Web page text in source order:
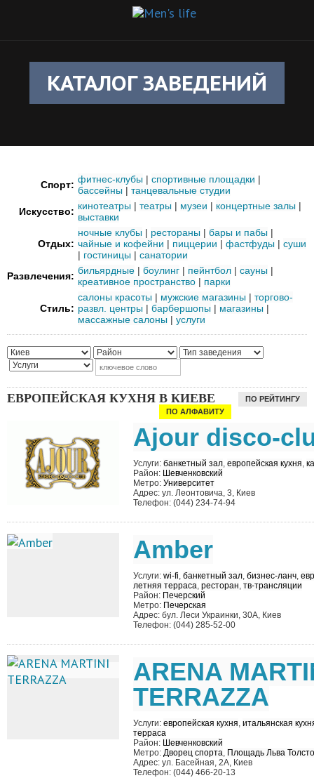
КАТАЛОГ ЗАВЕДЕНИЙ
Спорт: фитнес-клубы | спортивные площадки |
бассейны | танцевальные студии
Искусство: кинотеатры | театры | музеи | концертные залы |
выставки
Отдых:
ночные клубы | рестораны | бары и пабы |
чайные и кофейни | пиццерии | фастфуды | суши
| гостиницы | санатории
Развлечения: бильярдные | боулинг | пейнтбол | сауны |
креативное пространство | парки
Стиль:
салоны красоты | мужские магазины | торгово-
развл. центры | барбершопы | магазины |
массажные салоны | услуги
ЕВРОПЕЙСКАЯ КУХНЯ В КИЕВЕ
ПО РЕЙТИНГУ
ПО АЛФАВИТУ
Ajour disco-
Услуги: банкетный зал, европейская кухня,
Район: Шевченковский
Метро: Университет
Адрес: ул. Леонтовича, 3, Киев
Телефон: (044) 234-74-94
Amber
Услуги: wi-fi, банкетный зал, бизнес-ланч,
летняя терраса, ресторан, тв-трансляции
Район: Печерский
Метро: Печерская
Адрес: бул. Леси Украинки, 30А, Киев
Телефон: (044) 285-52-00
ARENA
TERRAZZA
Услуги: европейская кухня, итальянская
терраса
Район: Шевченковский
Метро: Дворец спорта, Площадь Льва
Адрес: ул. Басейная, 2А, Киев
Телефон: (044) 466-20-13